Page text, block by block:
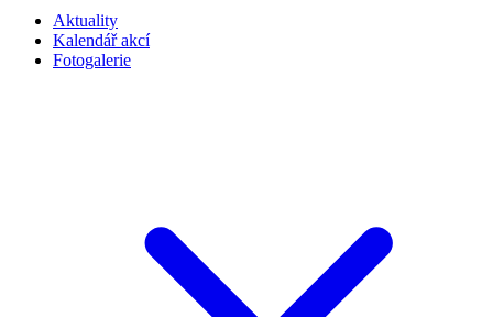
Aktuality
Kalendář akcí
Fotogalerie